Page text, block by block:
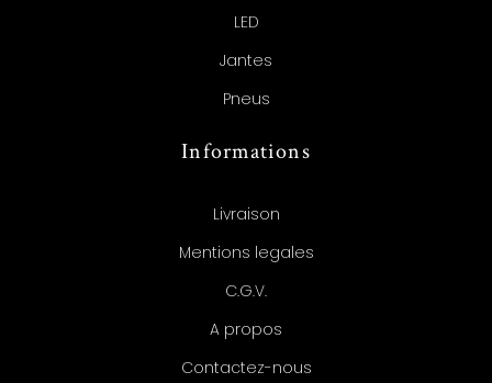
LED
Jantes
Pneus
Informations
Livraison
Mentions legales
C.G.V.
A propos
Contactez-nous